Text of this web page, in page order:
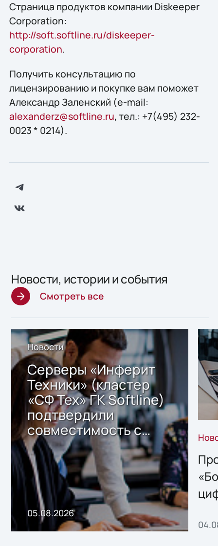
Страница продуктов компании Diskeeper
Corporation:
http://soft.softline.ru/diskeeper-
corporation.
Получить конcультацию по
лицензированию и покупке вам поможет
Александр Заленский (e-mail:
alexanderz@softline.ru, тел.: +7(495) 232-
0023 * 0214).
Новости, истории и события
Смотреть все
Новости
Серверы «Инферит
Техники» (кластер
«СФ Тех» ГК Softline)
подтвердили
совместимость с
решением Sharx
Storage 2.x для
хранения данных
05.08.2026